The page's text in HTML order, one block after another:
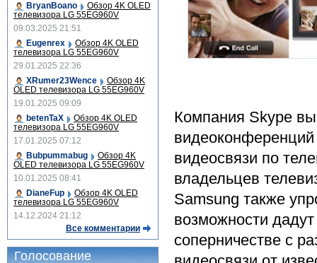
Компания Skype
видеосвязи по
владельцев
Samsung также
возможности
соперничестве с
BryanBoano
Обзор 4K OLED
телевизора LG 55EG960V
09.03.2025 21:51
Eugenrex
Обзор 4K OLED
телевизора LG 55EG960V
29.01.2025 22:36
XRumer23Wence
Обзор 4K
OLED телевизора LG 55EG960V
19.01.2025 09:09
betenTaX
Обзор 4K OLED
телевизора LG 55EG960V
17.01.2025 07:12
Bubpummabug
Обзор 4K
OLED телевизора LG 55EG960V
10.01.2025 08:41
DianeFup
Обзор 4K OLED
телевизора LG 55EG960V
14.12.2024 21:12
Все комментарии
Голосование